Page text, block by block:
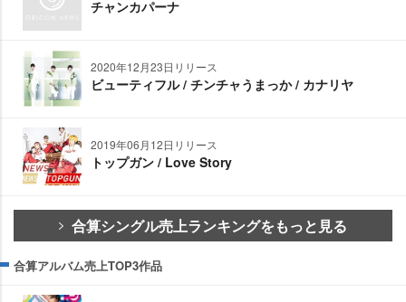
チャンカパーナ
2020年12月23日リリース
ビューティフル / チンチャうまっか / カナリヤ
2019年06月12日リリース
トップガン / Love Story
合算シングル売上ランキングをもっと見る
合算アルバム売上TOP3作品